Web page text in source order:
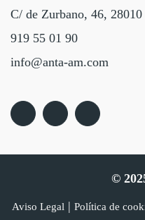
C/ de Zurbano, 46,
919 55 01 90
info@anta-am.com
©
Aviso Legal| Política de